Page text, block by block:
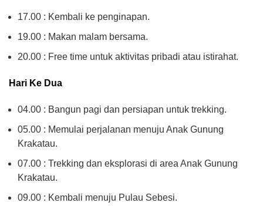
17.00 : Kembali ke penginapan.
19.00 : Makan malam bersama.
20.00 : Free time untuk aktivitas pribadi atau istirahat.
Hari Ke Dua
04.00 : Bangun pagi dan persiapan untuk trekking.
05.00 : Memulai perjalanan menuju Anak Gunung
Krakatau.
07.00 : Trekking dan eksplorasi di area Anak Gunung
Krakatau.
09.00 : Kembali menuju Pulau Sebesi.